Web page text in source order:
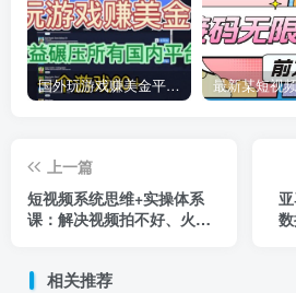
国外玩游戏赚美金平台，一个游戏60+，收益碾压国内所有平台
上一篇
短视频系统思维+实操体系
课：解决视频拍不好、火不
相关推荐